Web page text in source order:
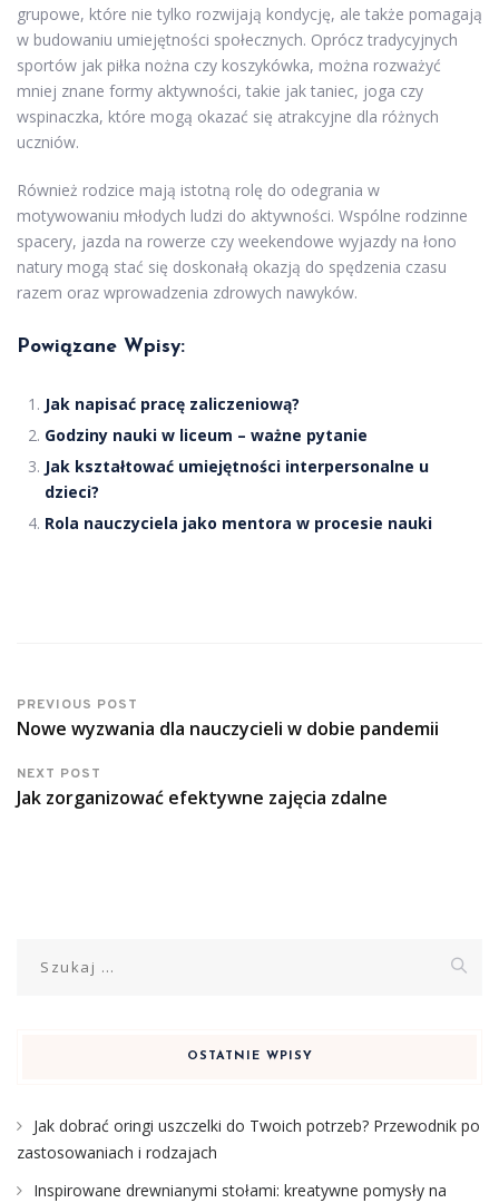
grupowe, które nie tylko rozwijają kondycję, ale także pomagają
w budowaniu umiejętności społecznych. Oprócz tradycyjnych
sportów jak piłka nożna czy koszykówka, można rozważyć
mniej znane formy aktywności, takie jak taniec, joga czy
wspinaczka, które mogą okazać się atrakcyjne dla różnych
uczniów.
Również rodzice mają istotną rolę do odegrania w
motywowaniu młodych ludzi do aktywności. Wspólne rodzinne
spacery, jazda na rowerze czy weekendowe wyjazdy na łono
natury mogą stać się doskonałą okazją do spędzenia czasu
razem oraz wprowadzenia zdrowych nawyków.
Powiązane Wpisy:
Jak napisać pracę zaliczeniową?
Godziny nauki w liceum – ważne pytanie
Jak kształtować umiejętności interpersonalne u
dzieci?
Rola nauczyciela jako mentora w procesie nauki
PREVIOUS POST
Nowe wyzwania dla nauczycieli w dobie pandemii
NEXT POST
Jak zorganizować efektywne zajęcia zdalne
OSTATNIE WPISY
Jak dobrać oringi uszczelki do Twoich potrzeb? Przewodnik po
zastosowaniach i rodzajach
Inspirowane drewnianymi stołami: kreatywne pomysły na